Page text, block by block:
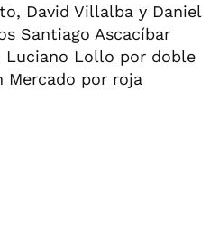
David Villalba y Daniel
Santiago Ascacíbar
Luciano Lollo por doble
Mercado por roja